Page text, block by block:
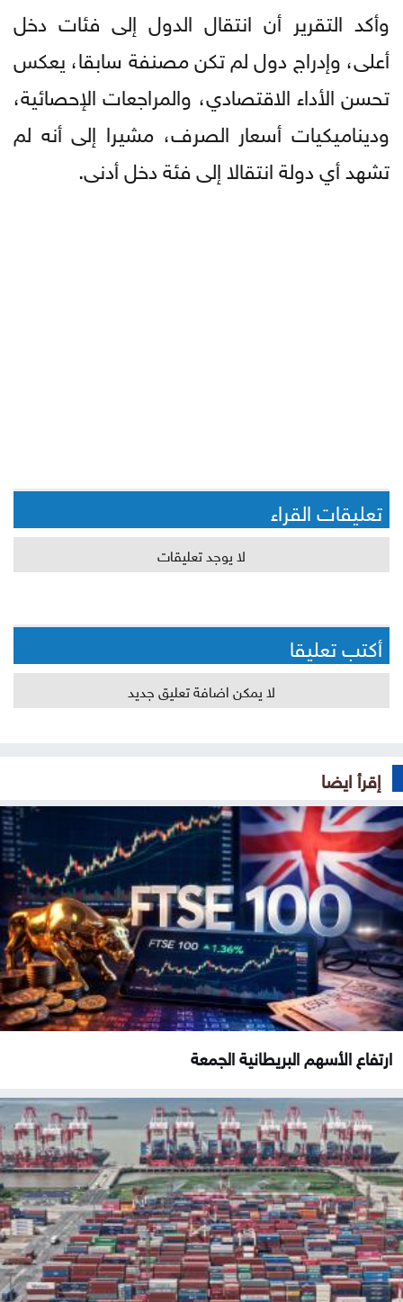
وأكد التقرير أن انتقال الدول إلى فئات دخل
أعلى، وإدراج دول لم تكن مصنفة سابقا، يعكس
تحسن الأداء الاقتصادي، والمراجعات الإحصائية،
وديناميكيات أسعار الصرف، مشيرا إلى أنه لم
تشهد أي دولة انتقالا إلى فئة دخل أدنى.
تعليقات القراء
لا يوجد تعليقات
أكتب تعليقا
لا يمكن اضافة تعليق جديد
إقرأ ايضا
ارتفاع الأسهم البريطانية الجمعة